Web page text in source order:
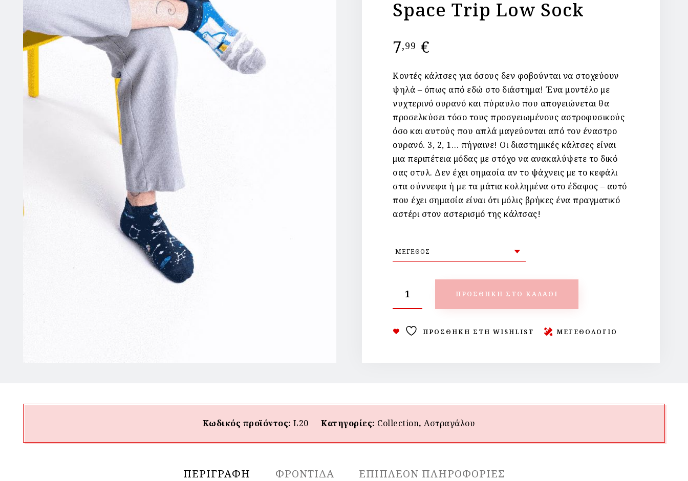
Space Trip Low Sock
7,99 €
Κοντές κάλτσες για όσους δεν φοβούνται να στοχεύουν
ψηλά – όπως από εδώ στο διάστημα! Ένα μοντέλο με
νυχτερινό ουρανό και πύραυλο που απογειώνεται θα
προσελκύσει τόσο τους προσγειωμένους αστροφυσικούς
όσο και αυτούς που απλά μαγεύονται από τον έναστρο
ουρανό. 3, 2, 1… πήγαινε! Οι διαστημικές κάλτσες είναι
μια περιπέτεια μόδας με στόχο να ανακαλύψετε το δικό
σας στυλ. Δεν έχει σημασία αν το ψάχνεις με το κεφάλι
στα σύννεφα ή με τα μάτια κολλημένα στο έδαφος – αυτό
που έχει σημασία είναι ότι μόλις βρήκες ένα πραγματικό
αστέρι στον αστερισμό της κάλτσας!
ΠΡΟΣΘΉΚΗ ΣΤΟ ΚΑΛΆΘΙ
ΠΡΟΣΘΉΚΗ ΣΤΗ WISHLIST ΜΕΓΕΘΟΛΟΓΙΟ
Κωδικός προϊόντος:L20 Κατηγορίες: Collection,Αστραγάλου
ΠΕΡΙΓΡΑΦΉ ΦΡΟΝΤΙΔΑ ΕΠΙΠΛΈΟΝ ΠΛΗΡΟΦΟΡΊΕΣ